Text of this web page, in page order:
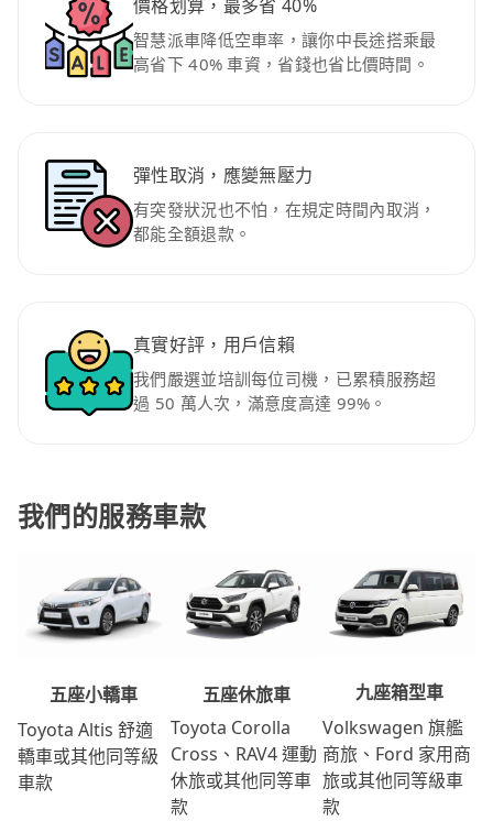
價格划算，最多省 40%
智慧派車降低空車率，讓你中長途搭乘最
高省下 40% 車資，省錢也省比價時間。
彈性取消，應變無壓力
有突發狀況也不怕，在規定時間內取消，
都能全額退款。
真實好評，用戶信賴
我們嚴選並培訓每位司機，已累積服務超
過 50 萬人次，滿意度高達 99%。
我們的服務車款
五座小轎車
Toyota Altis 舒適
轎車或其他同等級
車款
五座休旅車
Toyota Corolla
Cross、RAV4 運動
休旅或其他同等車
款
九座箱型車
Volkswagen 旗艦
商旅、Ford 家用商
旅或其他同等級車
款